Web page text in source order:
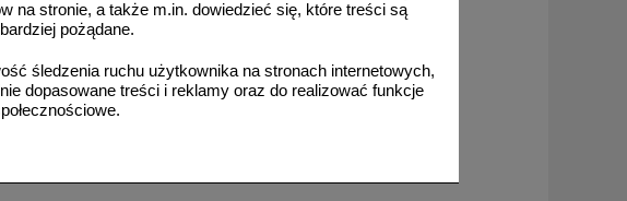
na stronie, a także m.in. dowiedzieć się, które treści są
pożądane.
śledzenia ruchu użytkownika na stronach internetowych,
dopasowane treści i reklamy oraz do realizować funkcje
3,23 zł
do koszyka
od 3,23 zł
do koszyka